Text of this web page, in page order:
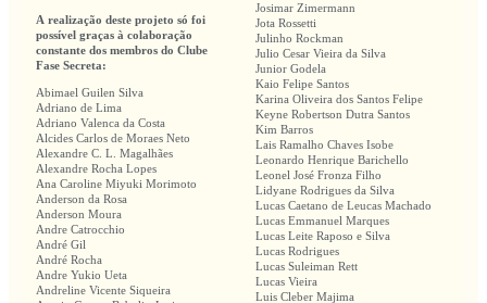
A realização deste projeto só foi
possível graças à colaboração
constante dos membros do Clube
Fase Secreta:
Abimael Guilen Silva
Adriano de Lima
Adriano Valenca da Costa
Alcides Carlos de Moraes Neto
Alexandre C. L. Magalhães
Alexandre Rocha Lopes
Ana Caroline Miyuki Morimoto
Anderson da Rosa
Anderson Moura
Andre Catrocchio
André Gil
André Rocha
Andre Yukio Ueta
Andreline Vicente Siqueira
Josimar Zimermann
Jota Rossetti
Julinho Rockman
Julio Cesar Vieira da Silva
Junior Godela
Kaio Felipe Santos
Karina Oliveira dos Santos Felipe
Keyne Robertson Dutra Santos
Kim Barros
Lais Ramalho Chaves Isobe
Leonardo Henrique Barichello
Leonel José Fronza Filho
Lidyane Rodrigues da Silva
Lucas Caetano de Leucas Machado
Lucas Emmanuel Marques
Lucas Leite Raposo e Silva
Lucas Rodrigues
Lucas Suleiman Rett
Lucas Vieira
Luis Cleber Majima